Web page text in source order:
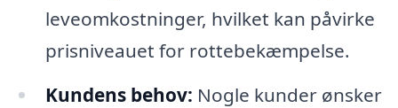
leveomkostninger, hvilket kan påvirke
prisniveauet for rottebekæmpelse.
Kundens behov: Nogle kunder ønsker